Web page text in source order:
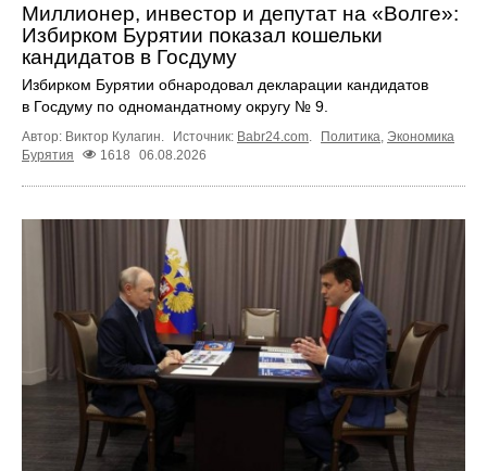
Миллионер, инвестор и депутат на «Волге»:
Избирком Бурятии показал кошельки
кандидатов в Госдуму
Избирком Бурятии обнародовал декларации кандидатов
в Госдуму по одномандатному округу № 9.
Автор: Виктор Кулагин. Источник: Babr24.com Политика Экономика
Бурятия
1618 06.08.2026